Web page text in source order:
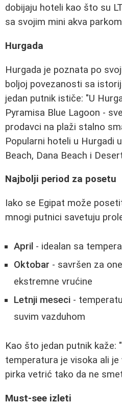
dobijaju hoteli kao što su
sa svojim mini akva
Hurgada
Hurgada je poznata po
boljoj povezanosti sa
jedan putnik ističe: "U
Pyramisa Blue Lagoon -
prodavci na plaži stalno
Popularni hoteli u Hurgadi
Beach, Dana Beach i
Najbolji period za posetu
Iako se Egipat može
mnogi putnici savetuju
April - idealan sa
Oktobar - savršen za
ekstremne vrućine
Letnji meseci -
suvim vazduhom
Kao što jedan putnik kaže:
temperatura je visoka ali
pirka vetrić tako da ne
Must-see izleti